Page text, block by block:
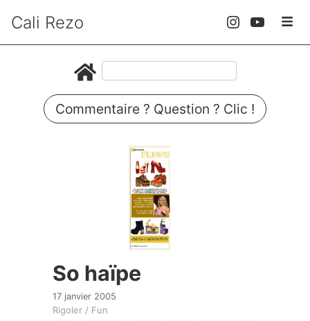
Cali Rezo
Commentaire ? Question ? Clic !
So haïpe
17 janvier 2005
Rigoler / Fun